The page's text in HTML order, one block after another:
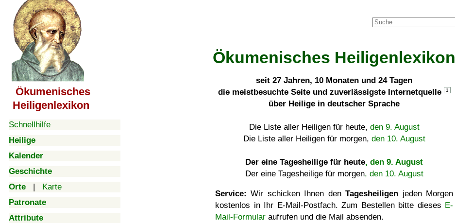
Ökumenisches
Heiligenlexikon
Schnellhilfe
Heilige
Kalender
Geschichte
Orte | Karte
Patronate
Attribute
Ökumenisches Heiligenlexikon
seit 27 Jahren, 10 Monaten und 24 Tagen
die meistbesuchte Seite und zuverlässigste Internetquelle
1
über Heilige in deutscher Sprache
Die Liste aller Heiligen für heute, den 9. August
Die Liste aller Heiligen für morgen, den 10. August
Der eine Tagesheilige für heute, den 9. August
Der eine Tagesheilige für morgen, den 10. August
Service: Wir schicken Ihnen denTagesheiligen jeden Morgen
kostenlos in Ihr E-Mail-Postfach. Zum Bestellen bitte dieses E-
Mail-Formular aufrufen und die Mail absenden.